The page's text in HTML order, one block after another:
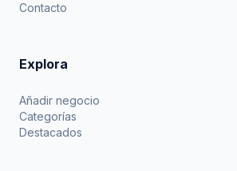
Contacto
Explora
Añadir negocio
Categorías
Destacados